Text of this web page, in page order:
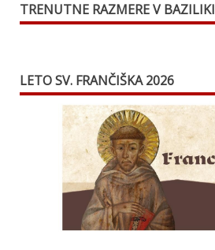
TRENUTNE RAZMERE V BAZILIKI
LETO SV. FRANČIŠKA 2026